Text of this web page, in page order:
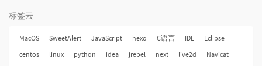
标签云
MacOS SweetAlert JavaScript hexo C语言 IDE
Eclipse
centos
linux python idea jrebel next live2d
Navicat